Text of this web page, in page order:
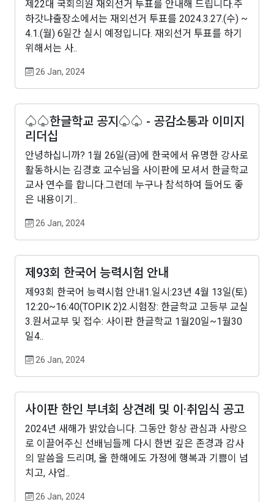
제22대 국회의원 재외선거 투표를 안내해 드립니다.주
하갓냐출장소에서는 재외선거 투표를 2024.3.27.(수) ~
4.1.(월) 6일간 실시 예정입니다. 재외선거 투표를 하기
위해서는 사..
26 Jan, 2024
♤♤한글학교 공지♤♤ - 공감소통과 이미지
리더십
안녕하십니까? 1월 26일(금)에 한국에서 유명한 강사로
활동하시는 김경호 교수님을 사이판에 모셔서 한글학교
교사 연수를 합니다.그런데 누구나 참석하여 들어도 좋
은 내용이기..
26 Jan, 2024
제93회 한국어 능력시험 안내
제93회 한국어 능력시험 안내1.일시:23년 4월 13일(토)
12:20~16:40(TOPIK 2)2.시험장: 한글학교 고등부 교실
3.원서교부 및 접수: 사이판 한글학교 1월20일~1월30
일4..
26 Jan, 2024
사이판 한인 부녀회 상견례 및 이·취임식 공고
2024년 새해가 밝았습니다. 그동안 항상 관심과 사랑으
로 이끌어주신 선배님들께 다시 한번 깊은 존경과 감사
의 말씀을 드리며, 올 한해에도 가정에 행복과 기쁨이 넘
치고, 사업..
26 Jan, 2024